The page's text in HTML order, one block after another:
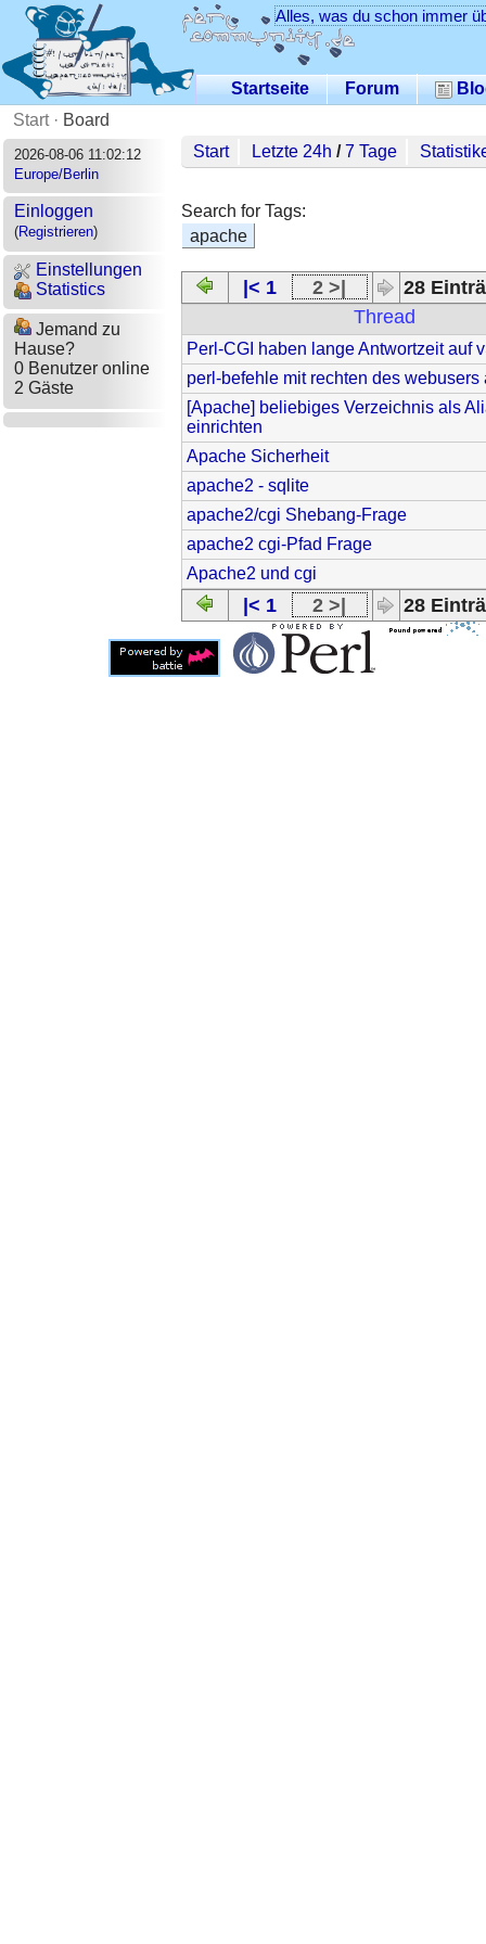
Alles, was du schon immer
Startseite Forum
Start· Board
2026-08-06 11:02:12
Europe/Berlin
Einloggen
(Registrieren)
Einstellungen
Statistics
Jemand zu
Hause?
0 Benutzer online
2 Gäste
Start Letzte 24h /7 Tage
Search for Tags:
apache
|< 1 2 >| 28
Thread
Perl-CGI haben lange Antwortzeit auf
perl-befehle mit rechten des webusers
[Apache] beliebiges Verzeichnis als
einrichten
Apache Sicherheit
apache2 - sqlite
apache2/cgi Shebang-Frage
apache2 cgi-Pfad Frage
Apache2 und cgi
|< 1 2 >| 28